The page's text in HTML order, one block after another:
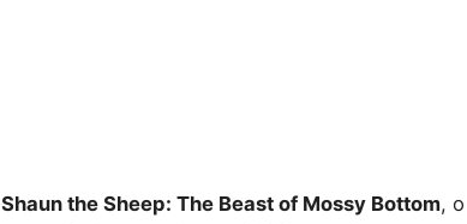
Shaun the Sheep: The Beast of Mossy Bottom, o